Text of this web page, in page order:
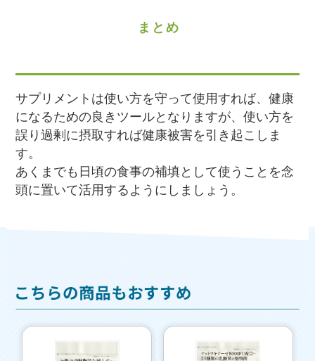
まとめ
サプリメントは使い方を守って使用すれば、健康
になるための良きツールとなりますが、使い方を
誤り過剰に摂取すれば健康被害を引き起こしま
す。
あくまでも日頃の食事の補填として使うことを念
頭に置いて活用するようにしましょう。